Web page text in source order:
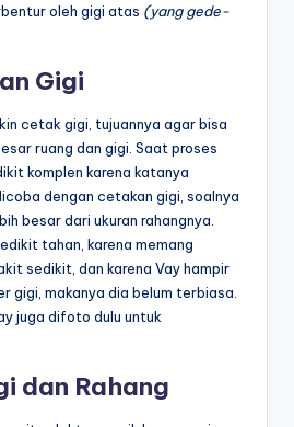
oleh gigi atas (yang gede-
Gigi
cetak gigi, tujuannya agar bisa
ruang dan gigi. Saat proses
komplen karena katanya
dengan cetakan gigi, soalnya
besar dari ukuran rahangnya.
tahan, karena memang
sedikit, dan karena Vay hampir
gigi, makanya dia belum terbiasa.
juga difoto dulu untuk
dan Rahang